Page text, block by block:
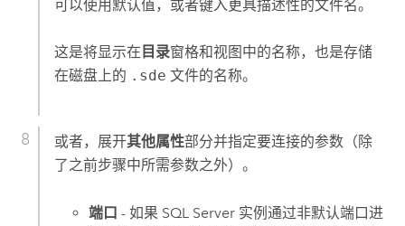
可以使用默认值，或者键入更具描述性的文件名。
这是将显示在 目录窗格和视图中的名称，也是存储
在磁盘上的 .sde 文件的名称。
或者，展开其他属性部分并指定要连接的参数（除
了之前步骤中所需参数之外）。
端口 - 如果 SQL Server 实例通过非默认端口进